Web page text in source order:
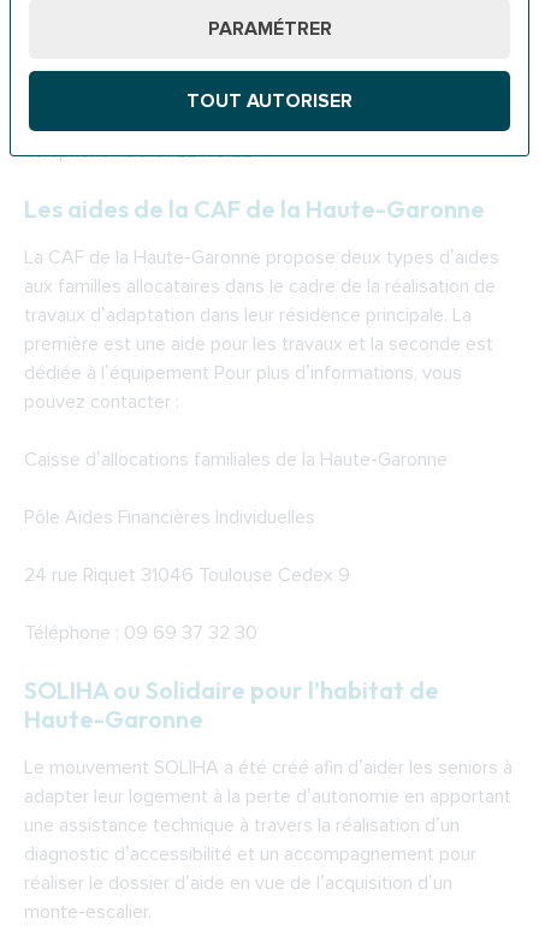
PARAMÉTRER
TOUT AUTORISER
4 Rue Furgole, 31000 Toulouse
Téléphone : 05 61 22 46 22
Les aides de la CAF de la Haute-Garonne
La CAF de la Haute-Garonne propose deux types d’aides
aux familles allocataires dans le cadre de la réalisation de
travaux d’adaptation dans leur résidence principale. La
première est une aide pour les travaux et la seconde est
dédiée à l’équipement Pour plus d’informations, vous
pouvez contacter :
Caisse d’allocations familiales de la Haute-Garonne
Pôle Aides Financières Individuelles
24 rue Riquet 31046 Toulouse Cedex 9
Téléphone : 09 69 37 32 30
SOLIHA ou Solidaire pour l’habitat de
Haute-Garonne
Le mouvement SOLIHA a été créé afin d’aider les seniors à
adapter leur logement à la perte d’autonomie en apportant
une assistance technique à travers la réalisation d’un
diagnostic d’accessibilité et un accompagnement pour
réaliser le dossier d’aide en vue de l’acquisition d’un
monte-escalier.